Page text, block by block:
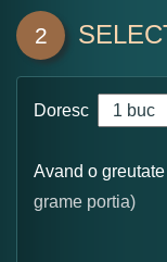
2
Doresc
Avand o
grame portia)